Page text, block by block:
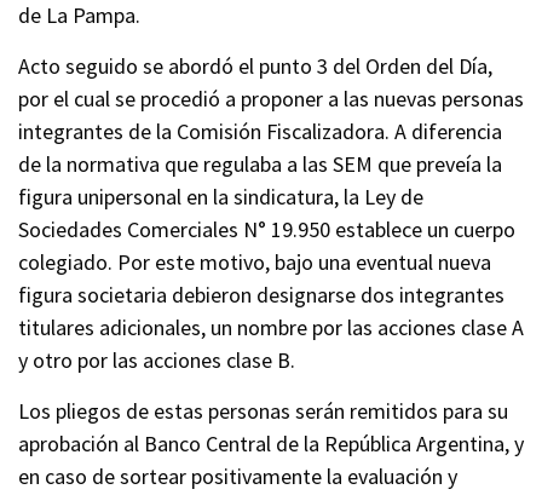
de La Pampa.
Acto seguido se abordó el punto 3 del Orden del Día,
por el cual se procedió a proponer a las nuevas personas
integrantes de la Comisión Fiscalizadora. A diferencia
de la normativa que regulaba a las SEM que preveía la
figura unipersonal en la sindicatura, la Ley de
Sociedades Comerciales N° 19.950 establece un cuerpo
colegiado. Por este motivo, bajo una eventual nueva
figura societaria debieron designarse dos integrantes
titulares adicionales, un nombre por las acciones clase A
y otro por las acciones clase B.
Los pliegos de estas personas serán remitidos para su
aprobación al Banco Central de la República Argentina, y
en caso de sortear positivamente la evaluación y